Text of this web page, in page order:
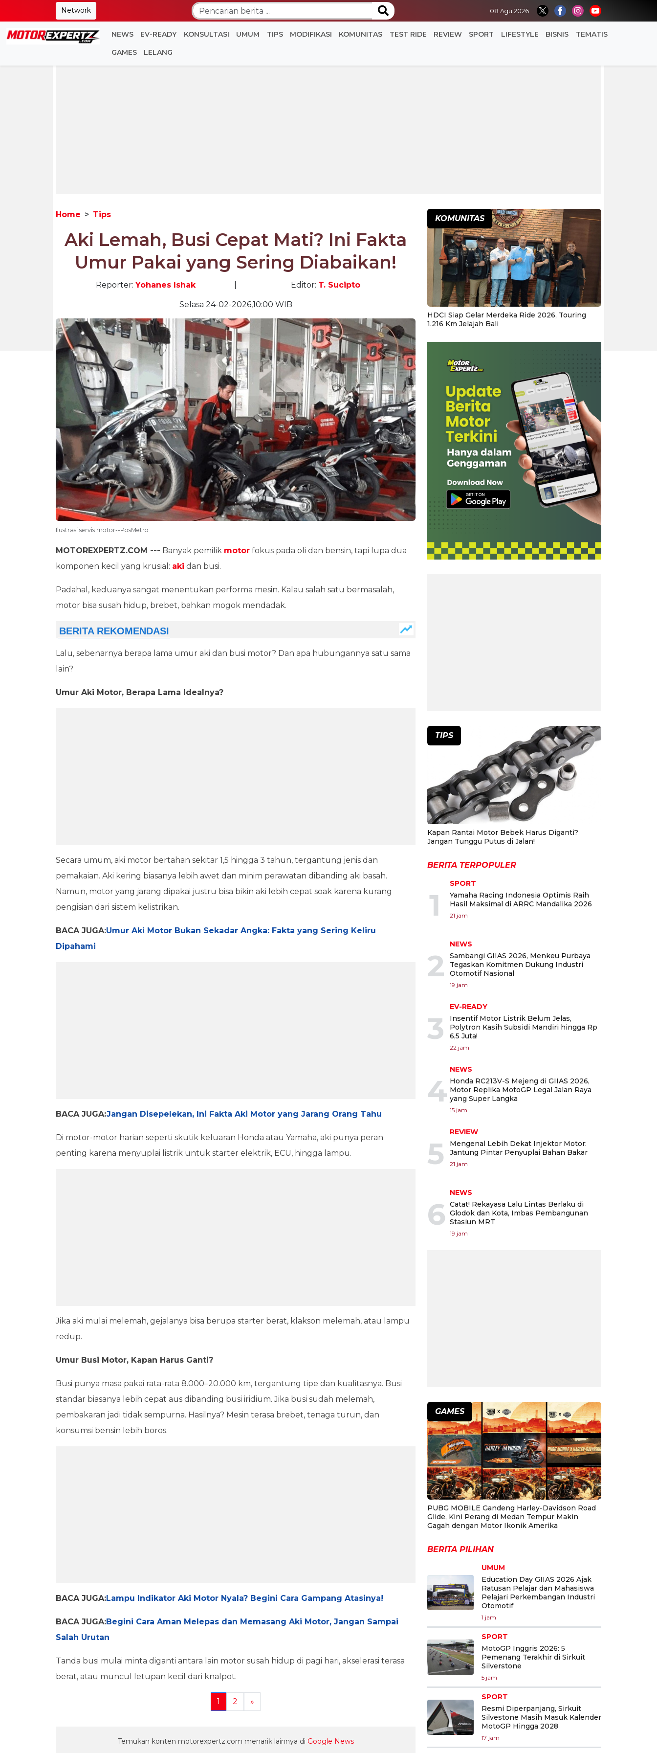
Network 08 Agu 2026
NEWS EV-READY KONSULTASI UMUM TIPS MODIFIKASI KOMUNITAS TEST RIDE REVIEW SPORT LIFESTYLE BISNIS TEMATIS
GAMES LELANG
Home Tips
Aki Lemah, Busi Cepat Mati? Ini Fakta
Umur Pakai yang Sering Diabaikan!
Reporter:Yohanes Ishak Editor: T. Sucipto
Selasa 24-02-2026,10:00 WIB
Ilustrasi servis motor--PosMetro
MOTOREXPERTZ.COM --- Banyak pemilik motor fokus pada oli dan bensin, tapi lupa dua
komponen kecil yang krusial: aki dan busi.
Padahal, keduanya sangat menentukan performa mesin. Kalau salah satu bermasalah,
motor bisa susah hidup, brebet, bahkan mogok mendadak.
Lalu, sebenarnya berapa lama umur aki dan busi motor? Dan apa hubungannya satu sama
lain?
Umur Aki Motor, Berapa Lama Idealnya?
Secara umum, aki motor bertahan sekitar 1,5 hingga 3 tahun, tergantung jenis dan
pemakaian. Aki kering biasanya lebih awet dan minim perawatan dibanding aki basah.
Namun, motor yang jarang dipakai justru bisa bikin aki lebih cepat soak karena kurang
pengisian dari sistem kelistrikan.
BACA JUGA:Umur Aki Motor Bukan Sekadar Angka: Fakta yang Sering Keliru
Dipahami
BACA JUGA:Jangan Disepelekan, Ini Fakta Aki Motor yang Jarang Orang Tahu
Di motor-motor harian seperti skutik keluaran Honda atau Yamaha, aki punya peran
penting karena menyuplai listrik untuk starter elektrik, ECU, hingga lampu.
Jika aki mulai melemah, gejalanya bisa berupa starter berat, klakson melemah, atau lampu
redup.
Umur Busi Motor, Kapan Harus Ganti?
Busi punya masa pakai rata-rata 8.000–20.000 km, tergantung tipe dan kualitasnya. Busi
standar biasanya lebih cepat aus dibanding busi iridium. Jika busi sudah melemah,
pembakaran jadi tidak sempurna. Hasilnya? Mesin terasa brebet, tenaga turun, dan
konsumsi bensin lebih boros.
BACA JUGA:Lampu Indikator Aki Motor Nyala? Begini Cara Gampang Atasinya!
BACA JUGA:Begini Cara Aman Melepas dan Memasang Aki Motor, Jangan Sampai
Salah Urutan
Tanda busi mulai minta diganti antara lain motor susah hidup di pagi hari, akselerasi terasa
berat, atau muncul letupan kecil dari knalpot.
1 2 »
Temukan konten motorexpertz.com menarik lainnya di Google News
KOMUNITAS
HDCI Siap Gelar Merdeka Ride 2026, Touring
1.216 Km Jelajah Bali
TIPS
Kapan Rantai Motor Bebek Harus Diganti?
Jangan Tunggu Putus di Jalan!
BERITA TERPOPULER
1
SPORT
Yamaha Racing Indonesia Optimis Raih
Hasil Maksimal di ARRC Mandalika 2026
21 jam
2
NEWS
Sambangi GIIAS 2026, Menkeu Purbaya
Tegaskan Komitmen Dukung Industri
Otomotif Nasional
19 jam
3
EV-READY
Insentif Motor Listrik Belum Jelas,
Polytron Kasih Subsidi Mandiri hingga Rp
6,5 Juta!
22 jam
4
NEWS
Honda RC213V-S Mejeng di GIIAS 2026,
Motor Replika MotoGP Legal Jalan Raya
yang Super Langka
15 jam
5
REVIEW
Mengenal Lebih Dekat Injektor Motor:
Jantung Pintar Penyuplai Bahan Bakar
21 jam
6
NEWS
Catat! Rekayasa Lalu Lintas Berlaku di
Glodok dan Kota, Imbas Pembangunan
Stasiun MRT
19 jam
GAMES
PUBG MOBILE Gandeng Harley-Davidson Road
Glide, Kini Perang di Medan Tempur Makin
Gagah dengan Motor Ikonik Amerika
BERITA PILIHAN
UMUM
Education Day GIIAS 2026 Ajak
Ratusan Pelajar dan Mahasiswa
Pelajari Perkembangan Industri
Otomotif
1 jam
SPORT
MotoGP Inggris 2026: 5
Pemenang Terakhir di Sirkuit
Silverstone
5 jam
SPORT
Resmi Diperpanjang, Sirkuit
Silvestone Masih Masuk Kalender
MotoGP Hingga 2028
17 jam